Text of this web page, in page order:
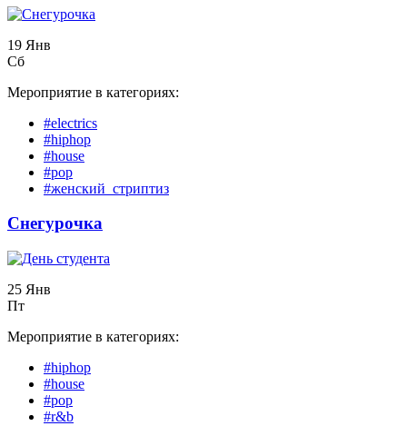
19 Янв
Сб
Мероприятие в категориях:
#electrics
#hiphop
#house
#pop
#женский_стриптиз
Снегурочка
25 Янв
Пт
Мероприятие в категориях:
#hiphop
#house
#pop
#r&b